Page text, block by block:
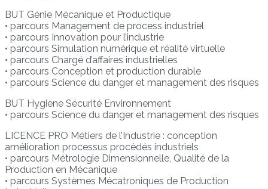
BUT Génie Mécanique et Productique
• parcours Management de process industriel
• parcours Innovation pour l’industrie
• parcours Simulation numérique et réalité virtuelle
• parcours Chargé d’affaires industrielles
• parcours Conception et production durable
• parcours Science du danger et management des risques
BUT Hygiène Sécurité Environnement
• parcours Science du danger et management des risques
LICENCE PRO Métiers de l’Industrie : conception
amélioration processus procédés industriels
• parcours Métrologie Dimensionnelle, Qualité de la
Production en Mécanique
• parcours Systèmes Mécatroniques de Production